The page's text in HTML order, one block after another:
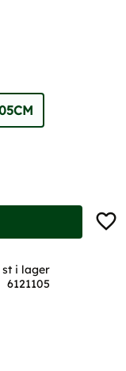
st i lager
6121105